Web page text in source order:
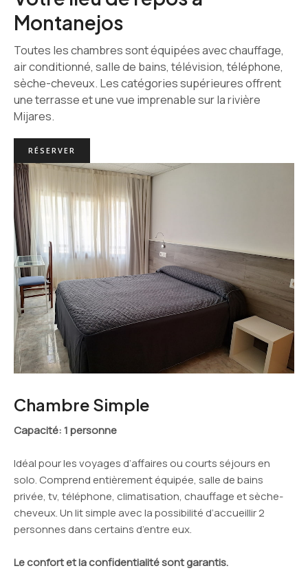
Montanejos
Toutes les chambres sont équipées avec chauffage,
air conditionné, salle de bains, télévision, téléphone,
sèche-cheveux. Les catégories supérieures offrent
une terrasse et une vue imprenable sur la rivière
Mijares.
RÉSERVER
Chambre Simple
Capacité: 1 personne
Idéal pour les voyages d’affaires ou courts séjours en
solo. Comprend entièrement équipée, salle de bains
privée, tv, téléphone, climatisation, chauffage et sèche-
cheveux. Un lit simple avec la possibilité d’accueillir 2
personnes dans certains d’entre eux.
Le confort et la confidentialité sont garantis.